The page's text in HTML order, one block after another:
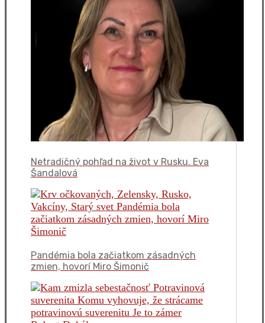
Netradičný pohľad na život v Rusku. Eva
Šandalová
Pandémia bola začiatkom zásadných
zmien, hovorí Miro Šimonič